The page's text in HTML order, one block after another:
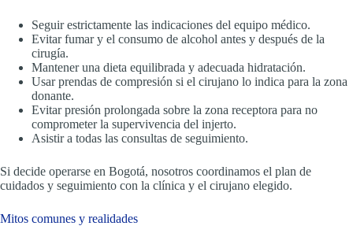
Seguir estrictamente las indicaciones del equipo médico.
Evitar fumar y el consumo de alcohol antes y después de la
cirugía.
Mantener una dieta equilibrada y adecuada hidratación.
Usar prendas de compresión si el cirujano lo indica para la zona
donante.
Evitar presión prolongada sobre la zona receptora para no
comprometer la supervivencia del injerto.
Asistir a todas las consultas de seguimiento.
Si decide operarse en Bogotá, nosotros coordinamos el plan de
cuidados y seguimiento con la clínica y el cirujano elegido.
Mitos comunes y realidades